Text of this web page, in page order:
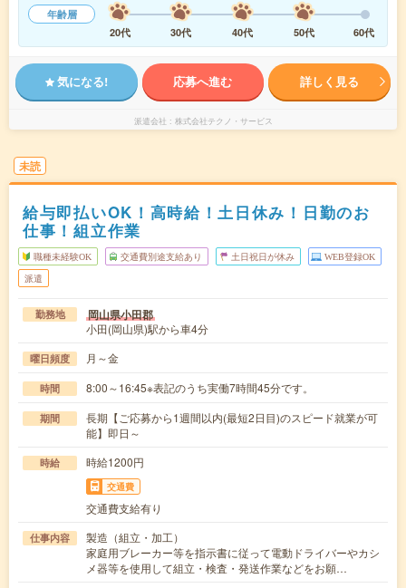
年齢層
20代
30代 40代 50代 60代
気になる! 応募へ進む 詳しく見る
派遣会社 株式会社テクノ・サービス
未読
給与即払いOK！高時給！土日休み！日勤のお
仕事！組立作業
職種未経験OK 交通費別途支給あり 土日祝日が休み WEB登録OK
派遣
勤務地 岡山県小田郡
小田(岡山県)駅から車4分
曜日頻度 月～金
時間 8:00～16:45※表記のうち実働7時間45分です。
期間
長期【ご応募から1週間以内(最短2日目)のスピード就業が可
能】即日～
時給 時給1200円
交通費
交通費支給有り
仕事内容
製造（組立・加工）
家庭用ブレーカー等を指示書に従って電動ドライバーやカシ
メ器等を使用して組立・検査・発送作業などをお願…